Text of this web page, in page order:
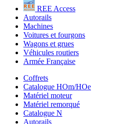
REE Access
Autorails
Machines
Voitures et fourgons
Wagons et grues
Véhicules routiers
Armée Française
Coffrets
Catalogue HOm/HOe
Matériel moteur
Matériel remorqué
Catalogue N
Autorails